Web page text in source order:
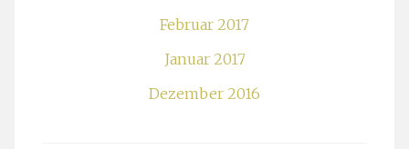
Februar 2017
Januar 2017
Dezember 2016